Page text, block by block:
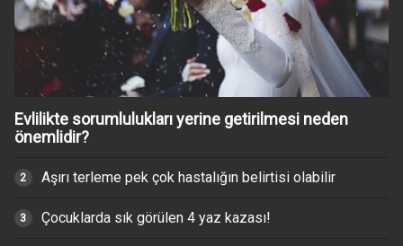
Evlilikte sorumlulukları yerine getirilmesi neden
önemlidir?
Aşırı terleme pek çok hastalığın belirtisi olabilir
Çocuklarda sık görülen 4 yaz kazası!